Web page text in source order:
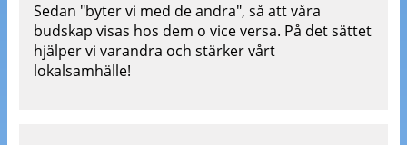
Sedan "byter vi med de andra", så att våra
budskap visas hos dem o vice versa. På det sättet
hjälper vi varandra och stärker vårt
lokalsamhälle!